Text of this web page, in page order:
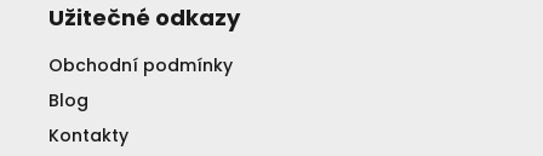
Užitečné odkazy
Obchodní podmínky
Blog
Kontakty